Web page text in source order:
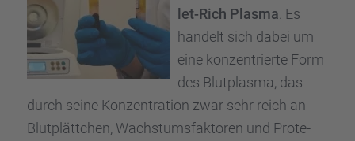
let-Rich Plasma . Es
handelt sich dabei um
eine konzen­trierte Form
des Blutplasma, das
durch seine Konzen­tra­tion zwar sehr reich an
Blutplätt­chen, Wachs­tums­fak­to­ren und Prote­